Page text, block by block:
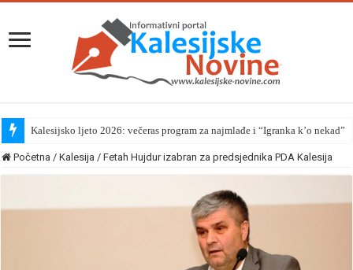
Kalesijsko ljeto 2026: večeras program za najmlađe i “Igranka k’o nekad”
Početna / Kalesija / Fetah Hujdur izabran za predsjednika PDA Kalesija